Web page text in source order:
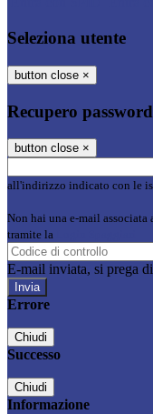
Seleziona utente
button close ×
Recupero password
button close ×
all'indirizzo indicato con le
Non hai una e-mail associata
tramite la
E-mail inviata, si prega
Errore
Chiudi
Successo
Chiudi
Informazione